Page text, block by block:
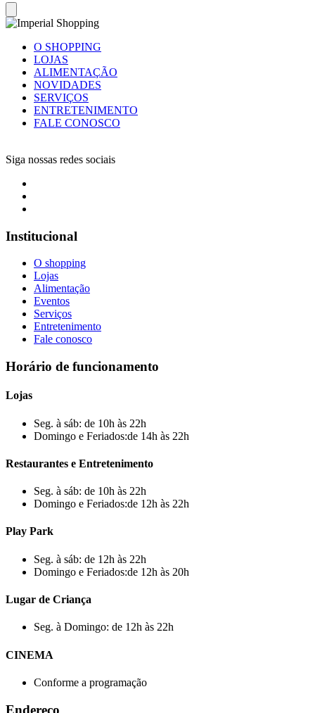
O SHOPPING
LOJAS
ALIMENTAÇÃO
NOVIDADES
SERVIÇOS
ENTRETENIMENTO
FALE CONOSCO
Siga nossas redes sociais
Institucional
O shopping
Lojas
Alimentação
Eventos
Serviços
Entretenimento
Fale conosco
Horário de funcionamento
Lojas
Seg. à sáb: de 10h às 22h
Domingo e Feriados:de 14h às 22h
Restaurantes e Entretenimento
Seg. à sáb: de 10h às 22h
Domingo e Feriados:de 12h às 22h
Play Park
Seg. à sáb: de 12h às 22h
Domingo e Feriados:de 12h às 20h
Lugar de Criança
Seg. à Domingo: de 12h às 22h
CINEMA
Conforme a programação
Endereço